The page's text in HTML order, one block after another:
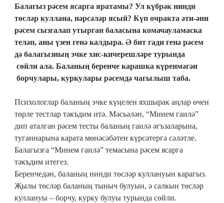
Балагыз рәсем ясарга яратамы? Ул күбрәк нинди
төсләр куллана, нәрсәләр ясый? Күп очракта әти-әни
рәсем сызгалап утырган баласына комачауламаска
теләп, аны үзен генә калдыра. Ә бит гади генә рәсем
дә балагызның эчке хис-кичерешләре турында
сөйли ала. Баланың беренче карашка күренмәгән
борчулары, куркулары рәсемдә чагылыш таба.
Психологлар баланың эчке күңелен яхшырак аңлар өчен
төрле тестлар тәкъдим итә. Мәсьәлән, “Минем гаилә”
дип аталган рәсем тесты баланың гаилә әгъзаларына,
туганнарына карата мөнәсәбәтен күрсәтергә сәләтле.
Балагызга “Минем гаилә” темасына рәсем ясарга
тәкъдим итегез.
Беренчедән, баланың нинди төсләр куллануын карагыз.
Җылы төсләр баланың тыныч булуын, ә салкын төсләр
куллануы – борчу, курку булуы турында сөйли.